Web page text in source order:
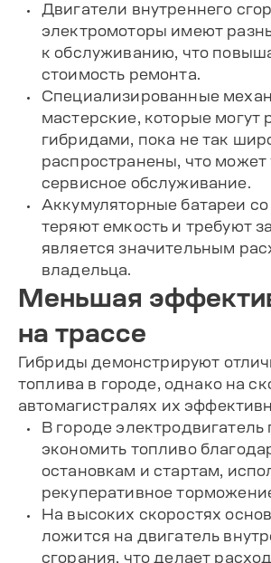
Двигатели внутреннего
электромоторы имеют
к обслуживанию, что
стоимость ремонта.
Специализированные
мастерские, которые могут
гибридами, пока не так
распространены, что может
сервисное обслуживание.
Аккумуляторные батареи
теряют емкость и требуют
является значительным
владельца.
Меньшая
на трассе
Гибриды демонстрируют
топлива в городе, однако на
автомагистралях их
В городе электродвигатель
экономить топливо
остановкам и стартам,
рекуперативное
На высоких скоростях
ложится на двигатель
сгорания, что делает